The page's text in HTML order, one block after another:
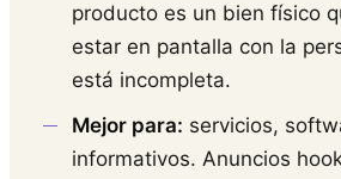
producto es un bien físico
estar en pantalla con la
está incompleta.
Mejor para: servicios,
informativos. Anuncios